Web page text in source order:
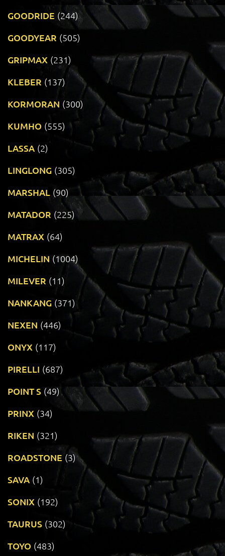
GOODRIDE (244)
GOODYEAR (505)
GRIPMAX (231)
KLEBER (137)
KORMORAN (300)
KUMHO (555)
LASSA (2)
LINGLONG (305)
MARSHAL (90)
MATADOR (225)
MATRAX (64)
MICHELIN (1004)
MILEVER (11)
NANKANG (371)
NEXEN (446)
ONYX (117)
PIRELLI (687)
POINT S (49)
PRINX (34)
RIKEN (321)
ROADSTONE (3)
SAVA (1)
SONIX (192)
TAURUS (302)
TOYO (483)